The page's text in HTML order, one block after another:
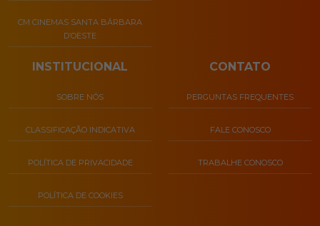
CM CINEMAS SANTA BÁRBARA
D’OESTE
INSTITUCIONAL
SOBRE NÓS
CLASSIFICAÇÃO INDICATIVA
POLÍTICA DE PRIVACIDADE
POLÍTICA DE COOKIES
CONTATO
PERGUNTAS FREQUENTES
FALE CONOSCO
TRABALHE CONOSCO